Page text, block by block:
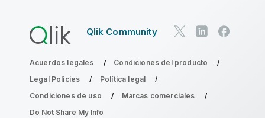
Qlik Community
Acuerdos legales
Condiciones del producto
Legal Policies
Política legal
Condiciones de uso
Marcas comerciales
Do Not Share My Info